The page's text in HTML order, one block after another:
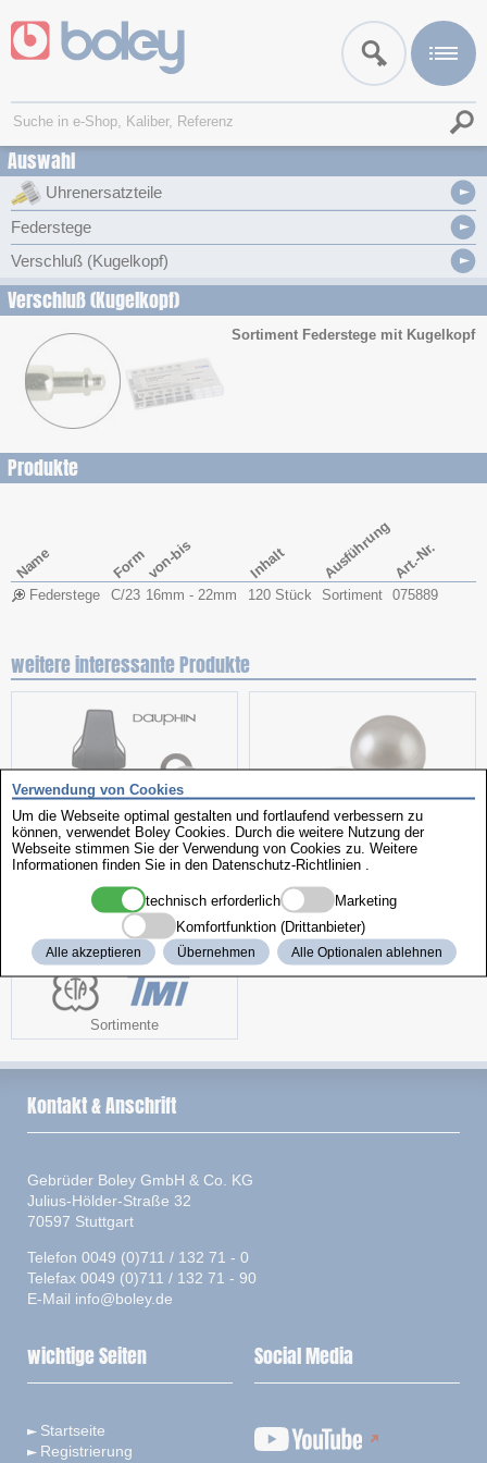
Auswahl
Uhrenersatzteile
Federstege
Verschluß (Kugelkopf)
Verschluß (Kugelkopf)
Sortiment Federstege mit Kugelkopf
Produkte
Name Formvon-bis Inhalt AusführungArt.-Nr.
Federstege C/23 16mm - 22mm 120 Stück Sortiment 075889
weitere interessante Produkte
Arbeitsstuhl Perlen
Sortimente
Verwendung von Cookies
Um die Webseite optimal gestalten und fortlaufend verbessern zu
können, verwendet Boley Cookies. Durch die weitere Nutzung der
Webseite stimmen Sie der Verwendung von Cookies zu. Weitere
Informationen finden Sie in den Datenschutz-Richtlinien
technisch erforderlich
Marketing
Komfortfunktion (Drittanbieter)
Alle akzeptieren Übernehmen Alle Optionalen ablehnen
Kontakt & Anschrift
Gebrüder Boley GmbH & Co. KG
Julius-Hölder-Straße 32
70597 Stuttgart
Telefon 0049 (0)711 / 132 71 - 0
Telefax 0049 (0)711 / 132 71 - 90
E-Mail info@boley.de
wichtige Seiten
Startseite
Registrierung
Social Media